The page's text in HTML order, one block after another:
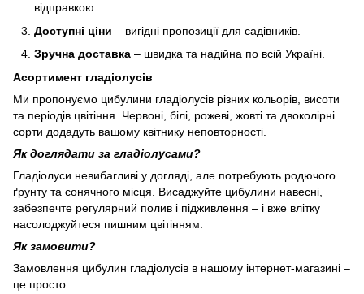
відправкою.
Доступні ціни – вигідні пропозиції для садівників.
Зручна доставка – швидка та надійна по всій Україні.
Асортимент гладіолусів
Ми пропонуємо цибулини гладіолусів різних кольорів, висоти
та періодів цвітіння. Червоні, білі, рожеві, жовті та двоколірні
сорти додадуть вашому квітнику неповторності.
Як доглядати за гладіолусами?
Гладіолуси невибагливі у догляді, але потребують родючого
ґрунту та сонячного місця. Висаджуйте цибулини навесні,
забезпечте регулярний полив і підживлення – і вже влітку
насолоджуйтеся пишним цвітінням.
Як замовити?
Замовлення цибулин гладіолусів в нашому інтернет-магазині –
це просто: